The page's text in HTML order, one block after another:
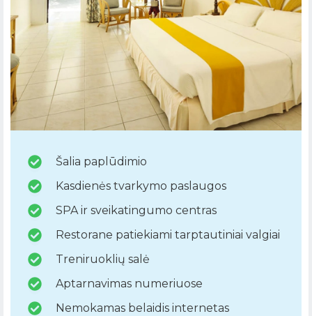
Šalia paplūdimio
Kasdienės tvarkymo paslaugos
SPA ir sveikatingumo centras
Restorane patiekiami tarptautiniai valgiai
Treniruoklių salė
Aptarnavimas numeriuose
Nemokamas belaidis internetas